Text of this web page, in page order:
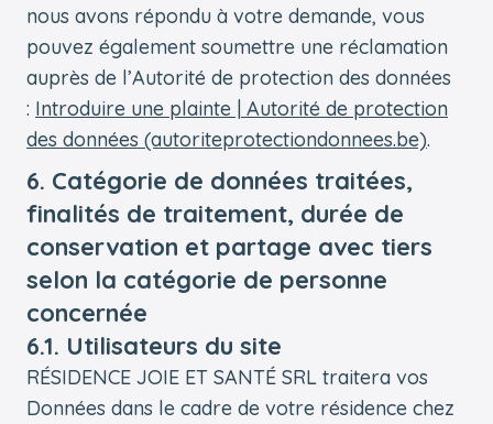
nous avons répondu à votre demande, vous
pouvez également soumettre une réclamation
auprès de l’Autorité de protection des données
: Introduire une plainte | Autorité de protection
des données (autoriteprotectiondonnees.be).
6. Catégorie de données traitées,
finalités de traitement, durée de
conservation et partage avec tiers
selon la catégorie de personne
concernée
6.1. Utilisateurs du site
RÉSIDENCE JOIE ET SANTÉ SRL traitera vos
Données dans le cadre de votre résidence chez